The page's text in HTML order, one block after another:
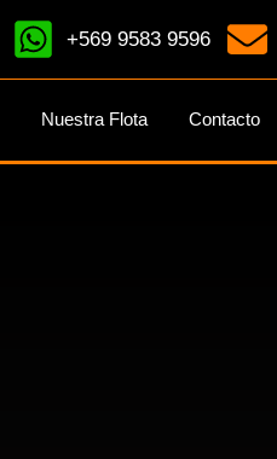
+569 9583 9596
Nuestra Flota Contacto